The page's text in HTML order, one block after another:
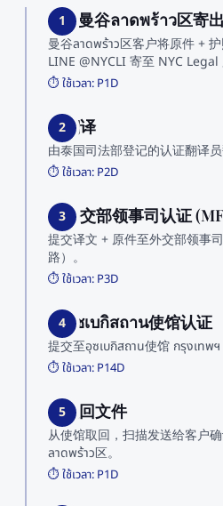
1
1. 从曼谷ลาดพร้าว区寄出
曼谷ลาดพร้าว区客户将原件 +
LINE @NYCLI 寄至 NYC Legal
⏱️ ใช้เวลา: P1D
2
2. 翻译
由泰国司法部登记的认证翻译
⏱️ ใช้เวลา: P2D
3
3. 外交部领事司认证
提交译文 + 原件至外交部领事
路）。
⏱️ ใช้เวลา: P3D
4
4. อุซเบกิสถาน使馆认证
提交至อุซเบกิสถาน使馆 กรุงเทพฯ
⏱️ ใช้เวลา: P14D
5
5. 取回文件
从使馆取回，扫描发送给客户
ลาดพร้าว区。
⏱️ ใช้เวลา: P1D